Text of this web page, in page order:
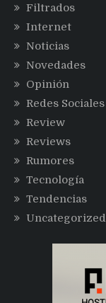
Filtrados
Internet
Noticias
Novedades
Opinión
Redes Sociales
Review
Reviews
Rumores
Tecnología
Tendencias
Uncategorized